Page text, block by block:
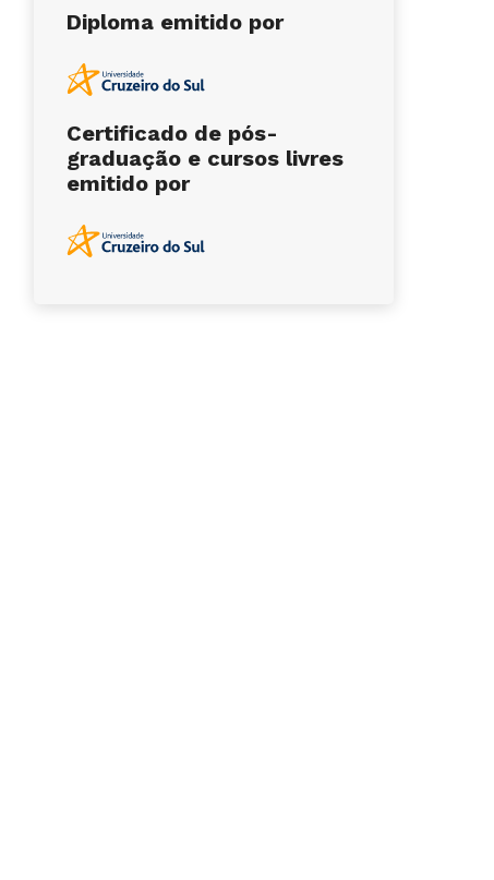
Diploma emitido por
Certificado de pós-
graduação e cursos livres
emitido por